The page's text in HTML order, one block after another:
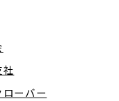
社
ーバー